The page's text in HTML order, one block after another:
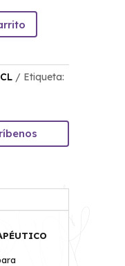
Etiqueta: